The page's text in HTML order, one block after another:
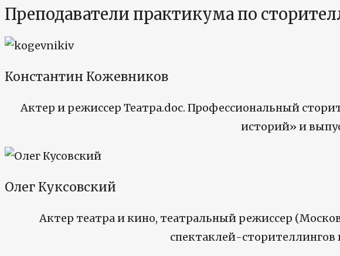
Преподаватели практикума по
Константин Кожевников
Актер и режиссер Театра.doc. Профессиональный
историй» и
Олег Куксовский
Актер театра и кино, театральный режиссер
спектаклей-сторителлингов